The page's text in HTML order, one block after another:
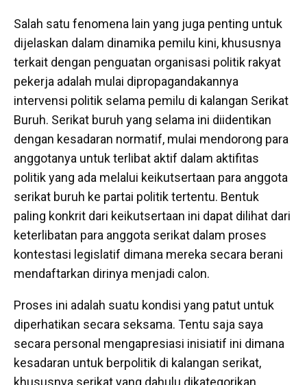
Salah satu fenomena lain yang juga penting untuk
dijelaskan dalam dinamika pemilu kini, khususnya
terkait dengan penguatan organisasi politik rakyat
pekerja adalah mulai dipropagandakannya
intervensi politik selama pemilu di kalangan Serikat
Buruh. Serikat buruh yang selama ini diidentikan
dengan kesadaran normatif, mulai mendorong para
anggotanya untuk terlibat aktif dalam aktifitas
politik yang ada melalui keikutsertaan para anggota
serikat buruh ke partai politik tertentu. Bentuk
paling konkrit dari keikutsertaan ini dapat dilihat dari
keterlibatan para anggota serikat dalam proses
kontestasi legislatif dimana mereka secara berani
mendaftarkan dirinya menjadi calon.
Proses ini adalah suatu kondisi yang patut untuk
diperhatikan secara seksama. Tentu saja saya
secara personal mengapresiasi inisiatif ini dimana
kesadaran untuk berpolitik di kalangan serikat,
khususnya serikat yang dahulu dikategorikan